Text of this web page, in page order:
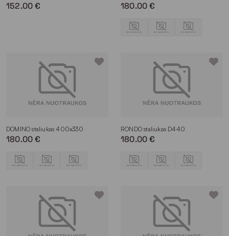
152.00 € 180.00 €
DOMINO staliukas 400x330
180.00 €
RONDO staliukas D440
180.00 €